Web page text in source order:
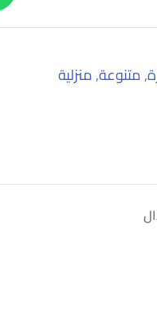
,متنوعة,منزلية